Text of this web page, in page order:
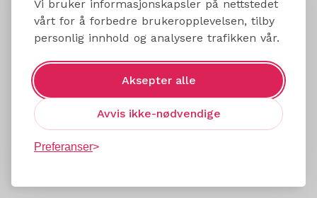
Vi bruker informasjonskapsler på nettstedet
vårt for å forbedre brukeropplevelsen, tilby
personlig innhold og analysere trafikken vår.
Aksepter alle
Avvis ikke-nødvendige
Preferanser